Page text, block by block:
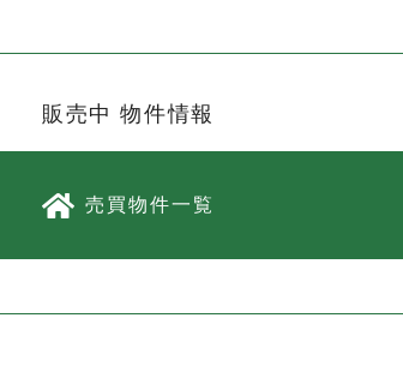
販売中 物件情報
売買物件一覧